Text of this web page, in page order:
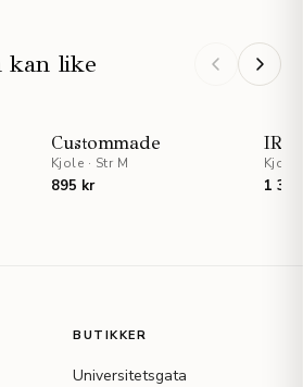
kan like
Custommade
Kjole · Str M
895 kr
IRO
Kjole
1
BUTIKKER
Universitetsgata